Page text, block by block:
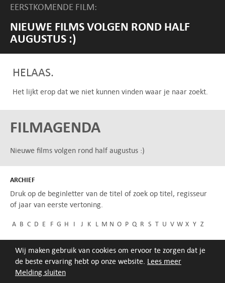
Melding sluiten
Wij maken gebruik van cookies om ervoor te zorgen dat je
de beste ervaring hebt op onze website. Lees meer
EERSTKOMENDE FILM:
NIEUWE FILMS VOLGEN ROND HALF
AUGUSTUS :)
HELAAS.
Het lijkt erop dat we niet kunnen vinden waar je naar zoekt.
FILMAGENDA
Nieuwe films volgen rond half augustus :)
ARCHIEF
Druk op de beginletter van de titel of zoek op titel, regisseur
of jaar van eerste vertoning.
A B C D E F G H I J K L M N O P Q R S T U V W X Y Z